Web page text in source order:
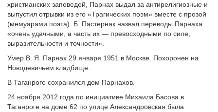
христианских заповедей, Парнах выдал за антирелигиозные и
выпустил отрывки из его «Трагических поэм» вместе с прозой
(мемуарами поэта). Б. Пастернак назвал переводы Парнаха
«очень удачными, а часть их — превосходными по силе,
выразительности и точности».
Умер В. Я. Парнах 29 января 1951 в Москве. Похоронен на
Новодевичьем кладбище.
В Таганроге сохранился дом Парнахов.
24 ноября 2012 года по инициативе Михаила Басова в
Таганроге на доме 62 по улице Александровская была